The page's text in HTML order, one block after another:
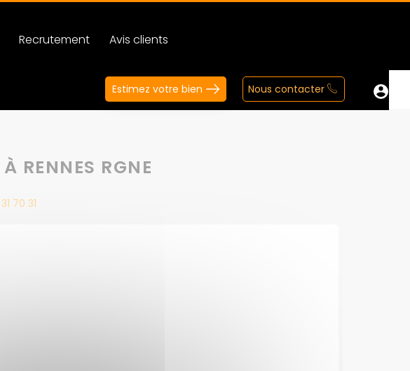
Recrutement Avis clients
Estimez votre bien Nous contacter
RENNES RGNE
70 31